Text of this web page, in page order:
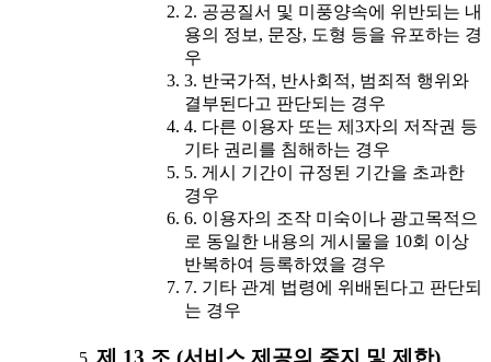
2. 공공질서 및 미풍양속에 위반되는 내
용의 정보, 문장, 도형 등을 유포하는 경
우
3. 반국가적, 반사회적, 범죄적 행위와
결부된다고 판단되는 경우
4. 다른 이용자 또는 제3자의 저작권 등
기타 권리를 침해하는 경우
5. 게시 기간이 규정된 기간을 초과한
경우
6. 이용자의 조작 미숙이나 광고목적으
로 동일한 내용의 게시물을 10회 이상
반복하여 등록하였을 경우
7. 기타 관계 법령에 위배된다고 판단되
는 경우
제 13 조 (서비스 제공의 중지 및 제한)